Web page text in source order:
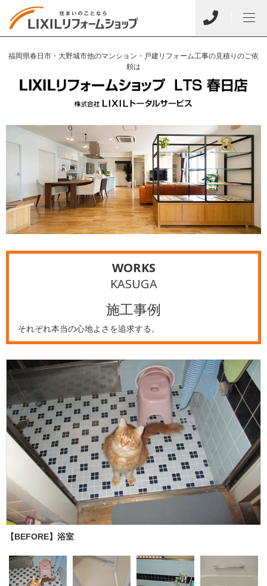
福岡県春日市・大野城市他のマンション・戸建リフォーム工事の見積りのご依
頼は
WORKS
KASUGA
施工事例
それぞれ本当の心地よさを追求する。
【BEFORE】浴室